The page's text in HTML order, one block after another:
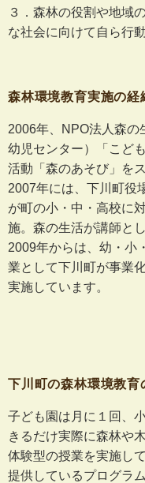
３．森林の役割や地域
な社会に向けて自ら行
森林環境教育実施の経
2006年、NPO法人森の
幼児センター）「こど
活動「森のあそび」を
2007年には、下川町役
が町の小・中・高校に
施。森の生活が講師と
2009年からは、幼・小
業として下川町が事業
実施しています。
下川町の森林環境教育
子ども園は月に１回、
きるだけ実際に森林や
体験型の授業を実施して
提供しているプログラ